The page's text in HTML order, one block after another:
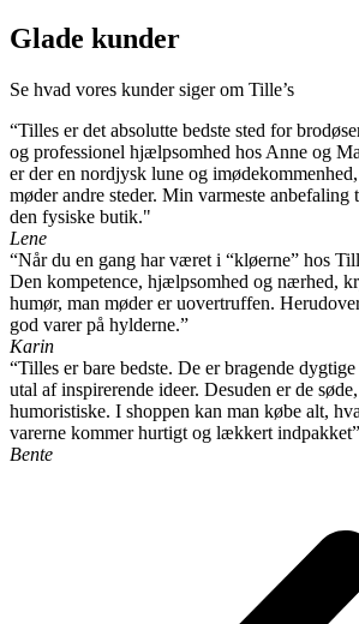
Glade kunder
Se hvad vores kunder siger om Tille’s
“Tilles er det absolutte bedste sted for
og professionel hjælpsomhed hos Anne og
er der en nordjysk lune og
møder andre steder. Min varmeste anbefaling
den fysiske butik."
Lene
“Når du en gang har været i “kløerne” hos
Den kompetence, hjælpsomhed og nærhed,
humør, man møder er uovertruffen.
god varer på hylderne.”
Karin
“Tilles er bare bedste. De er bragende
utal af inspirerende ideer. Desuden er de
humoristiske. I shoppen kan man købe alt,
varerne kommer hurtigt og lækkert indpakket”
Bente